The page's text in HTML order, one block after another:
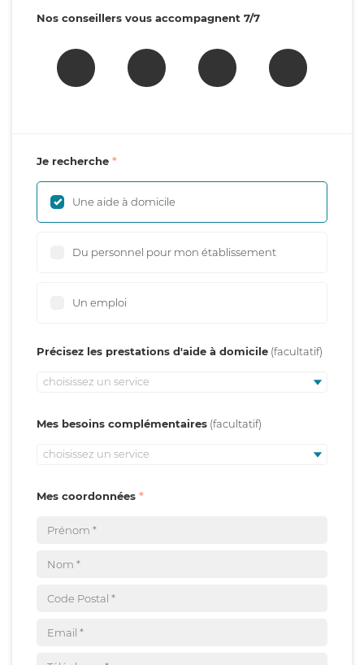
Nos conseillers vous accompagnent 7/7
Je recherche
Une aide à domicile
Du personnel pour mon établissement
Un emploi
Précisez les prestations d'aide à domicile
choisissez un service
Mes besoins complémentaires
choisissez un service
Mes coordonnées